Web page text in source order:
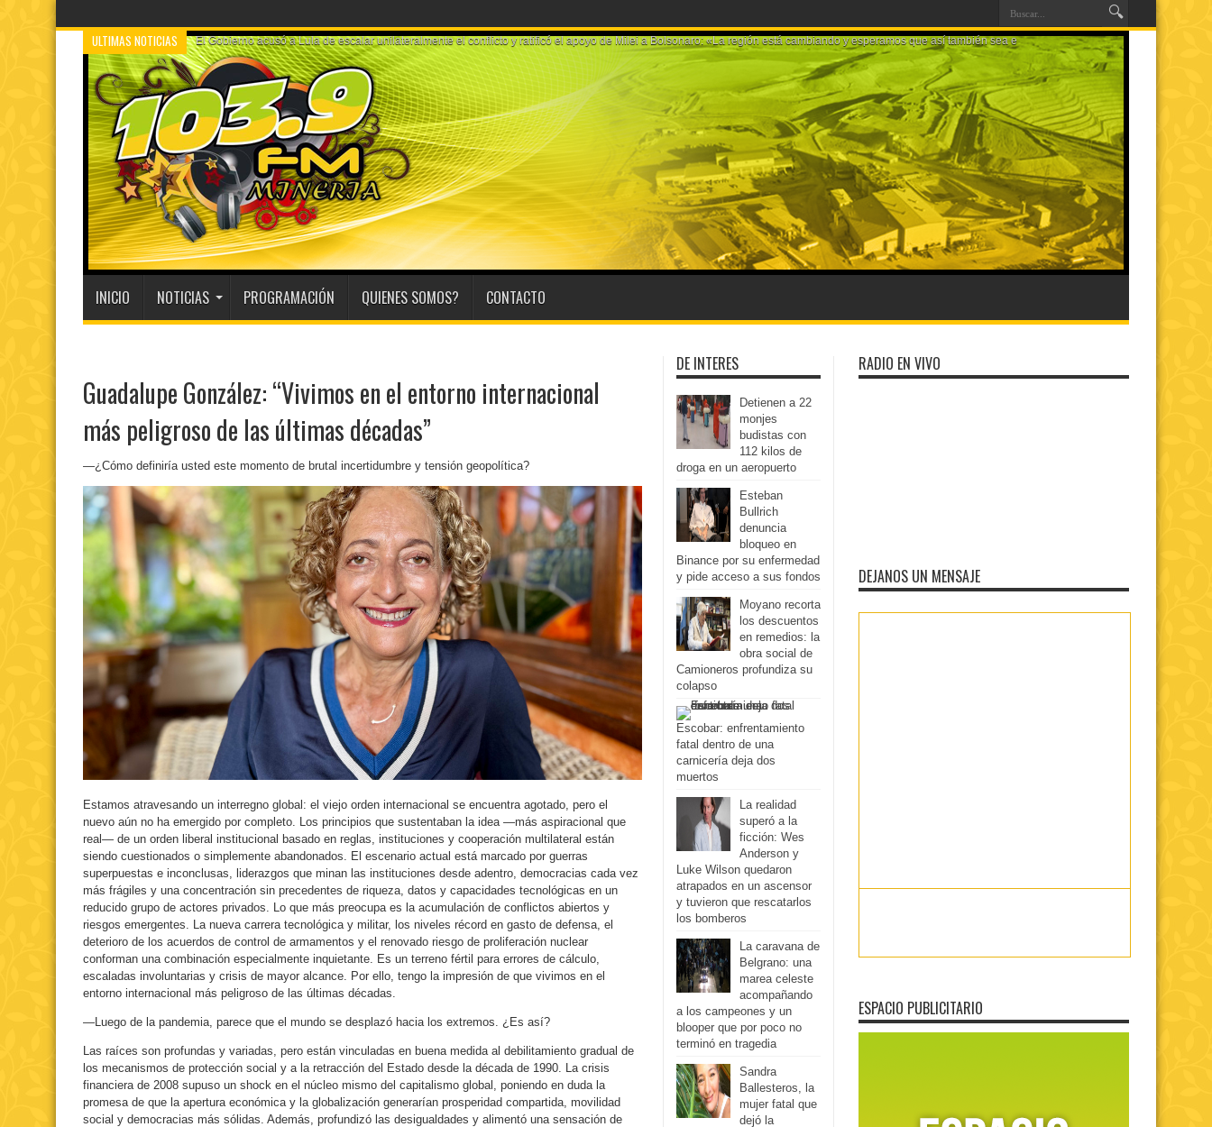
INICIO NOTICIAS PROGRAMACIÓN QUIENES SOMOS? CONTACTO
Guadalupe González: “Vivimos en el entorno internacional
más peligroso de las últimas décadas”
—¿Cómo definiría usted este momento de brutal incertidumbre y tensión geopolítica?
Estamos atravesando un interregno global: el viejo orden internacional se encuentra agotado, pero el
nuevo aún no ha emergido por completo. Los principios que sustentaban la idea —más aspiracional que
real— de un orden liberal institucional basado en reglas, instituciones y cooperación multilateral están
siendo cuestionados o simplemente abandonados. El escenario actual está marcado por guerras
superpuestas e inconclusas, liderazgos que minan las instituciones desde adentro, democracias cada vez
más frágiles y una concentración sin precedentes de riqueza, datos y capacidades tecnológicas en un
reducido grupo de actores privados. Lo que más preocupa es la acumulación de conflictos abiertos y
riesgos emergentes. La nueva carrera tecnológica y militar, los niveles récord en gasto de defensa, el
deterioro de los acuerdos de control de armamentos y el renovado riesgo de proliferación nuclear
conforman una combinación especialmente inquietante. Es un terreno fértil para errores de cálculo,
escaladas involuntarias y crisis de mayor alcance. Por ello, tengo la impresión de que vivimos en el
entorno internacional más peligroso de las últimas décadas.
—Luego de la pandemia, parece que el mundo se desplazó hacia los extremos. ¿Es así?
Las raíces son profundas y variadas, pero están vinculadas en buena medida al debilitamiento gradual de
los mecanismos de protección social y a la retracción del Estado desde la década de 1990. La crisis
financiera de 2008 supuso un shock en el núcleo mismo del capitalismo global, poniendo en duda la
promesa de que la apertura económica y la globalización generarían prosperidad compartida, movilidad
social y democracias más sólidas. Además, profundizó las desigualdades y alimentó una sensación de
DE INTERES
Detienen a 22
monjes
budistas con
112 kilos de
droga en un aeropuerto
Esteban
Bullrich
denuncia
bloqueo en
Binance por su enfermedad
y pide acceso a sus fondos
Moyano recorta
los descuentos
en remedios: la
obra social de
Camioneros profundiza su
colapso
Escobar: enfrentamiento
fatal dentro de una
carnicería deja dos
muertos
La realidad
superó a la
ficción: Wes
Anderson y
Luke Wilson quedaron
atrapados en un ascensor
y tuvieron que rescatarlos
los bomberos
La caravana de
Belgrano: una
marea celeste
acompañando
a los campeones y un
blooper que por poco no
terminó en tragedia
Sandra
Ballesteros, la
mujer fatal que
dejó la
RADIO EN VIVO
DEJANOS UN MENSAJE
ESPACIO PUBLICITARIO